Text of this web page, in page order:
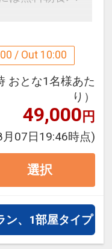
グ）を無料で
。
無料接続Ｏ
場を完備！
２：００／
/ Out 10:00
おとな1名様あた
り）
49,000円
月07日19:46時点)
選択
ン、1部屋タイプ